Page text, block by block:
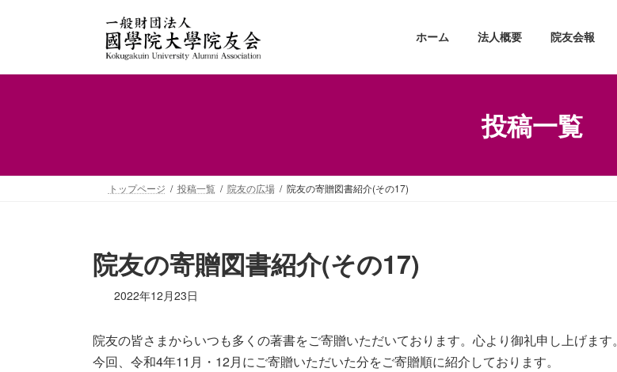
プ
動
ホーム 法人概要 院友会報
投稿一覧
トップページ 投稿一覧 院友の広場 院友の寄贈図書紹介(その17)
院友の寄贈図書紹介(その17)
2022年12月23日
院友の皆さまからいつも多くの著書をご寄贈いただいております。心より御礼申し上げます。
今回、令和4年11月・12月にご寄贈いただいた分をご寄贈順に紹介しております。